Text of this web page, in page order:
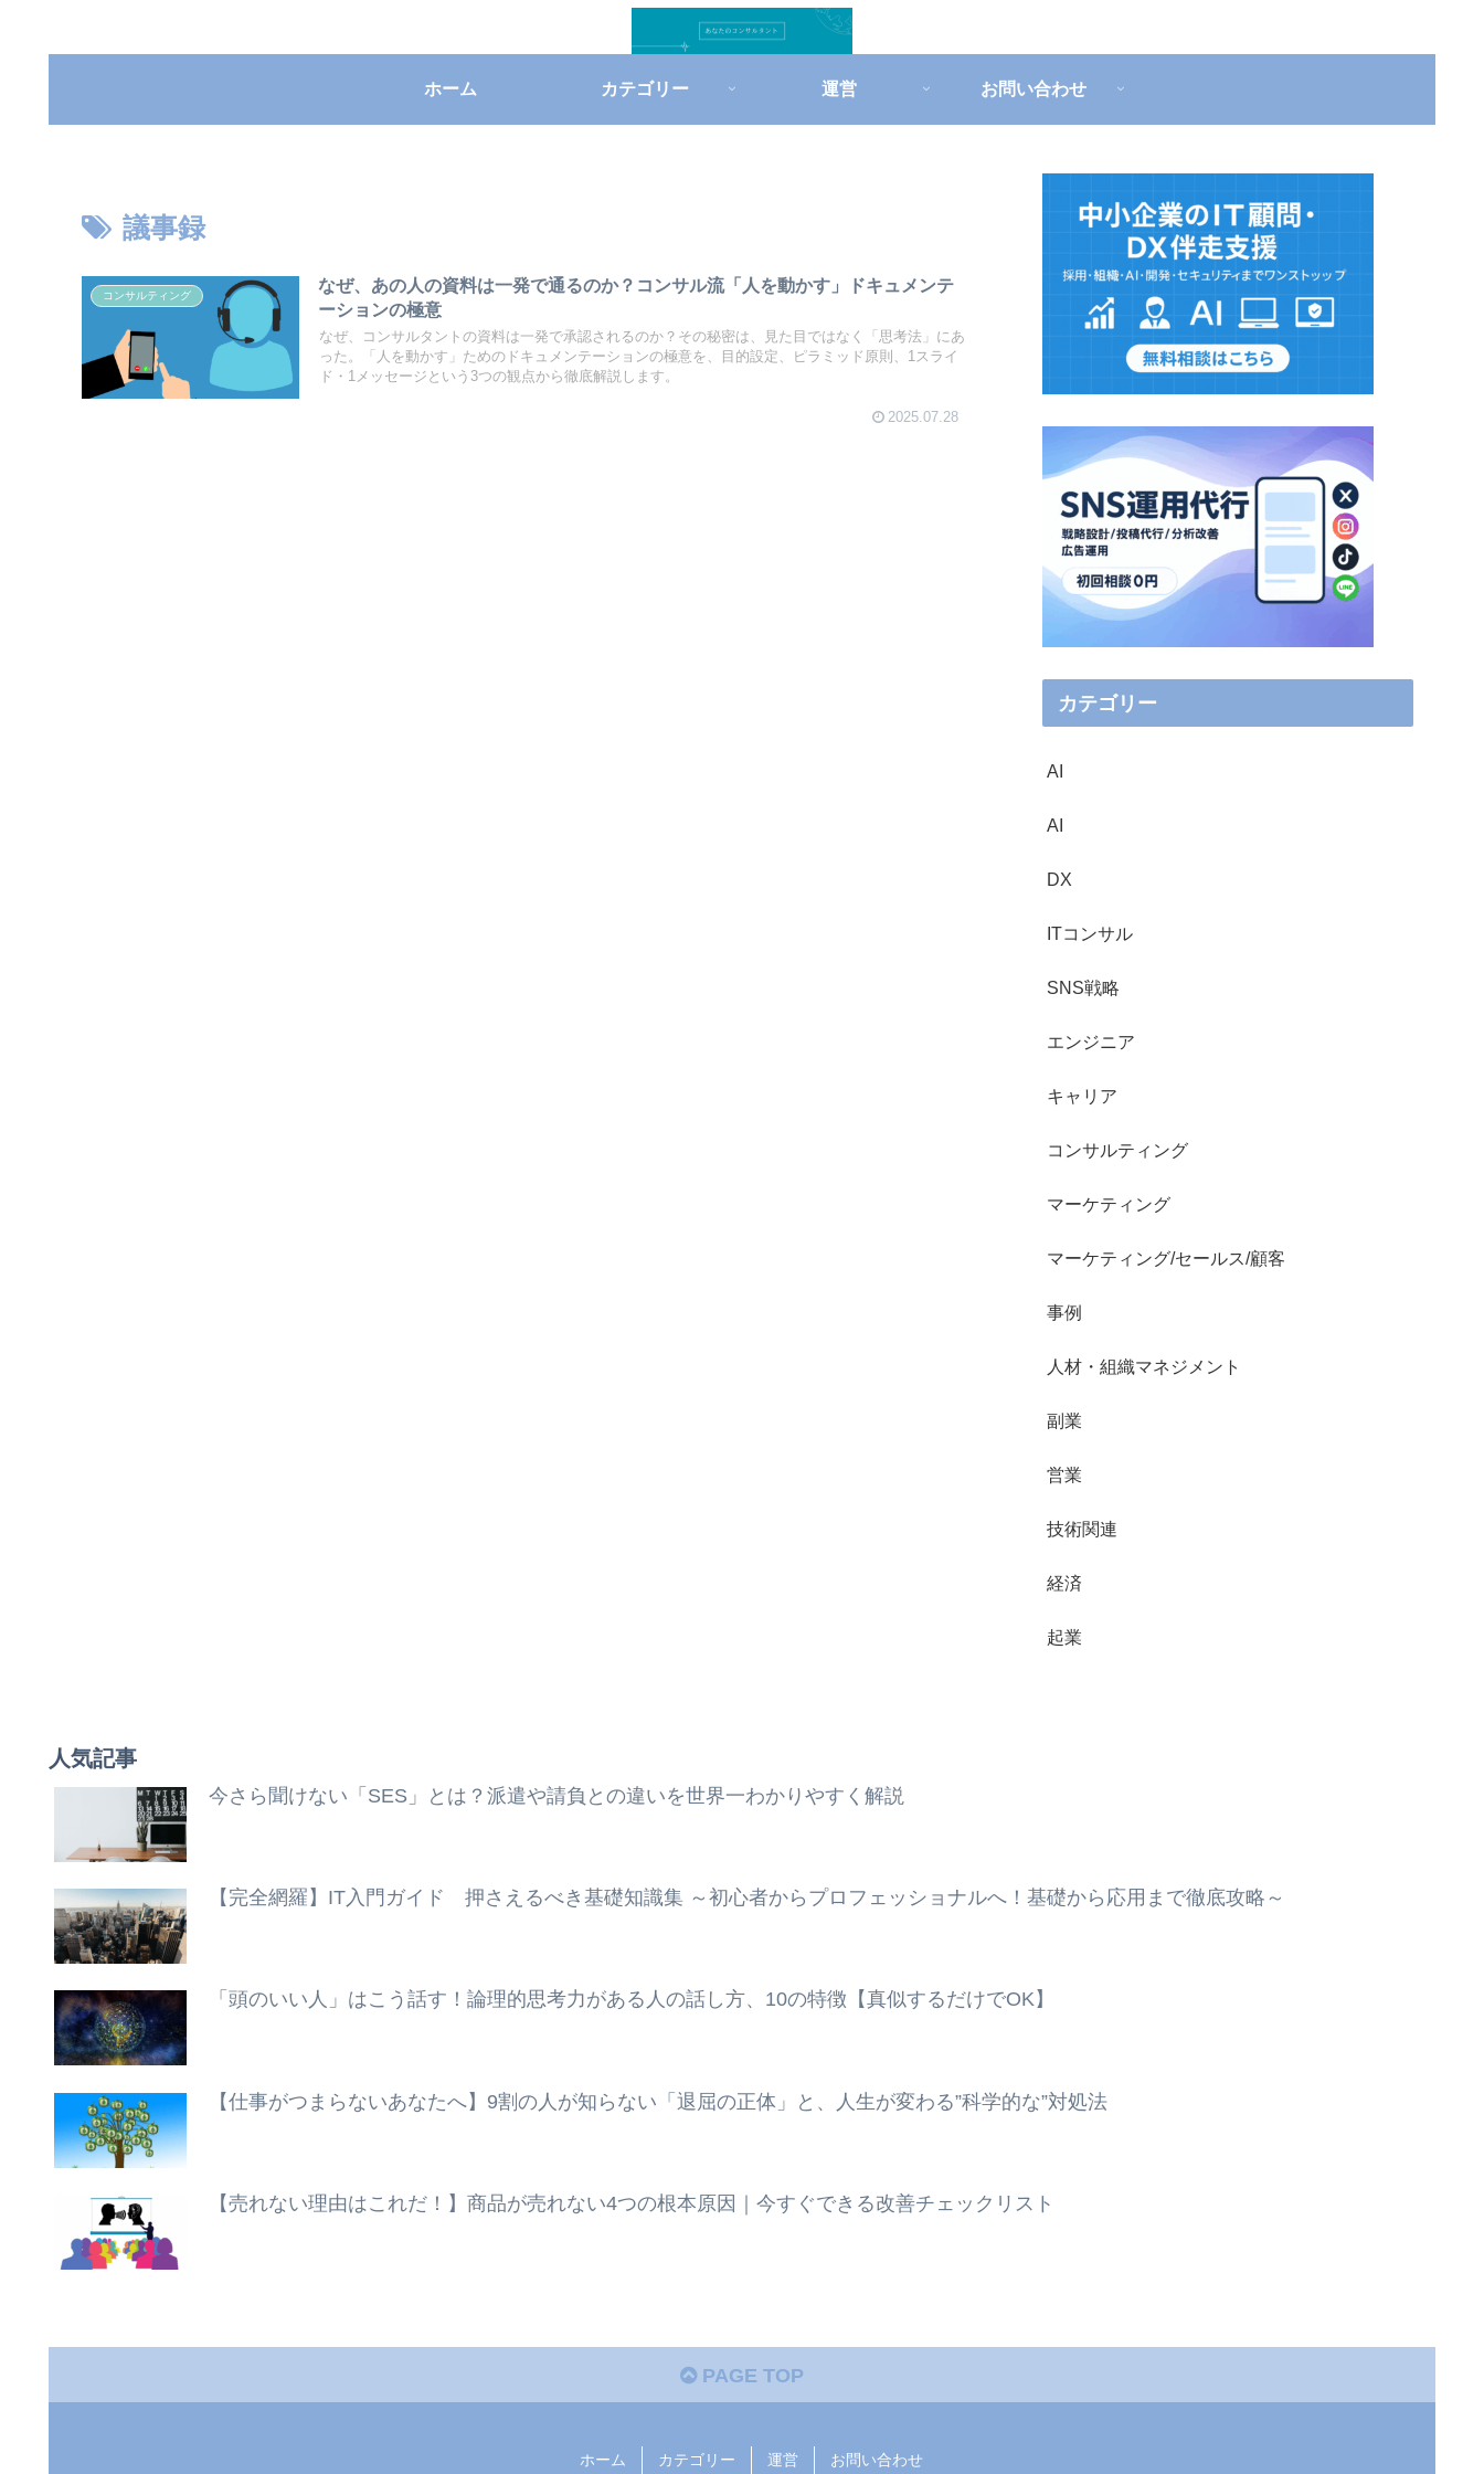
ホーム カテゴリー 運営 お問い合わせ
議事録
コンサルティング
なぜ、あの人の資料は一発で通るのか？コンサル流「人を動かす」ドキュメンテ
ーションの極意
なぜ、コンサルタントの資料は一発で承認されるのか？その秘密は、見た目ではなく「思考法」にあ
った。「人を動かす」ためのドキュメンテーションの極意を、目的設定、ピラミッド原則、1スライ
ド・1メッセージという3つの観点から徹底解説します。
2025.07.28
カテゴリー
AI
AI
DX
ITコンサル
SNS戦略
エンジニア
キャリア
コンサルティング
マーケティング
マーケティング/セールス/顧客
事例
人材・組織マネジメント
副業
営業
技術関連
経済
起業
人気記事
今さら聞けない「SES」とは？派遣や請負との違いを世界一わかりやすく解説
【完全網羅】IT入門ガイド 押さえるべき基礎知識集 ～初心者からプロフェッショナルへ！基礎から応用まで徹底攻略～
「頭のいい人」はこう話す！論理的思考力がある人の話し方、10の特徴【真似するだけでOK】
【仕事がつまらないあなたへ】9割の人が知らない「退屈の正体」と、人生が変わる”科学的な”対処法
【売れない理由はこれだ！】商品が売れない4つの根本原因｜今すぐできる改善チェックリスト
PAGE TOP
ホーム カテゴリー 運営 お問い合わせ